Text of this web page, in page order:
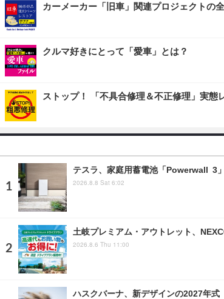
カーメーカー「旧車」関連プロジェクトの
クルマ好きにとって「愛車」とは？
ストップ！ 「不具合修理＆不正修理」実態
テスラ、家庭用蓄電池「Powerwall 3
2026.8.8 Sat 6:02
土岐プレミアム・アウトレット、
2026.8.6 Thu 11:00
ハスクバーナ、新デザインの2027年